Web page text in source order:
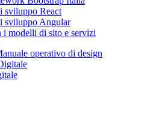
sviluppo React
sviluppo Angular
i modelli di sito e servizi
operativo di design